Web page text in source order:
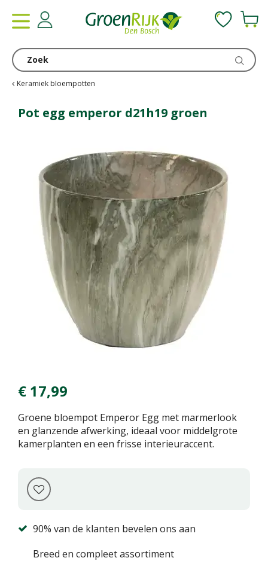
Keramiek bloempotten
Pot egg emperor d21h19 groen
€ 17,99
Groene bloempot Emperor Egg met marmerlook
en glanzende afwerking, ideaal voor middelgrote
kamerplanten en een frisse interieuraccent.
90% van de klanten bevelen ons aan
Breed en compleet assortiment